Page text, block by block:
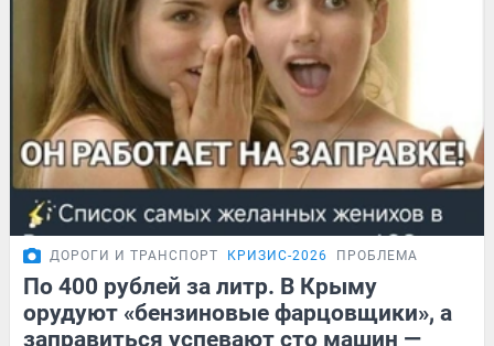
ДОРОГИ И ТРАНСПОРТ КРИЗИС-2026 ПРОБЛЕМА
По 400 рублей за литр. В Крыму
орудуют «бензиновые фарцовщики», а
заправиться успевают сто машин —